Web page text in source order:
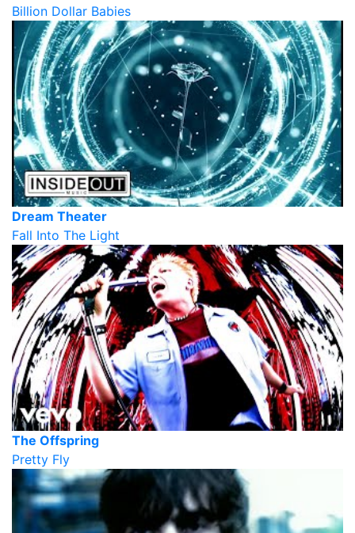
Billion Dollar Babies
Dream Theater
Fall Into The Light
The Offspring
Pretty Fly